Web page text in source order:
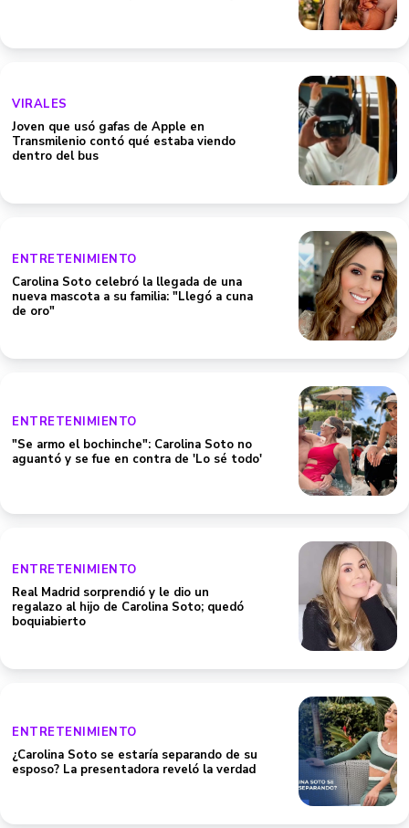
VIRALES
Joven que usó gafas de Apple en
Transmilenio contó qué estaba viendo
dentro del bus
ENTRETENIMIENTO
Carolina Soto celebró la llegada de una
nueva mascota a su familia: "Llegó a cuna
de oro"
ENTRETENIMIENTO
"Se armo el bochinche": Carolina Soto no
aguantó y se fue en contra de 'Lo sé todo'
ENTRETENIMIENTO
Real Madrid sorprendió y le dio un
regalazo al hijo de Carolina Soto; quedó
boquiabierto
ENTRETENIMIENTO
¿Carolina Soto se estaría separando de su
esposo? La presentadora reveló la verdad